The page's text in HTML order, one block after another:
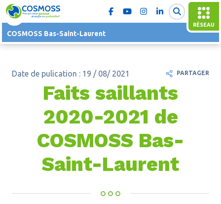
RÉSEAU
COSMOSS Bas-Saint-Laurent
Date de pulication : 19 / 08/ 2021
Faits saillants
2020-2021 de
COSMOSS Bas-
Saint-Laurent
PARTAGER